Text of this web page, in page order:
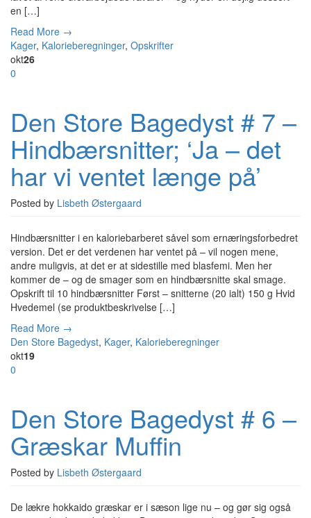
en […]
Read More →
Kager, Kalorieberegninger, Opskrifter
okt26
0
Den Store Bagedyst # 7 –
Hindbærsnitter; ‘Ja – det
har vi ventet længe på’
Posted by Lisbeth Østergaard
Hindbærsnitter i en kaloriebarberet såvel som ernæringsforbedret
version. Det er det verdenen har ventet på – vil nogen mene,
andre muligvis, at det er at sidestille med blasfemi. Men her
kommer de – og de smager som en hindbærsnitte skal smage.
Opskrift til 10 hindbærsnitter Først – snitterne (20 ialt) 150 g Hvid
Hvedemel (se produktbeskrivelse […]
Read More →
Den Store Bagedyst, Kager, Kalorieberegninger
okt19
0
Den Store Bagedyst # 6 –
Græskar Muffin
Posted by Lisbeth Østergaard
De lækre hokkaido græskar er i sæson lige nu – og gør sig også